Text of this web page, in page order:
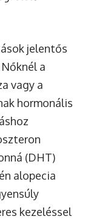
jelentős
a
vagy a
hormonális
(DHT)
alopecia
kezeléssel